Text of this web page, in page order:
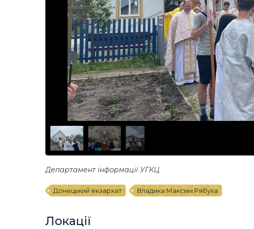
Департамент інформації УГКЦ
Донецький екзархат Владика Максим Рябуха
Локації